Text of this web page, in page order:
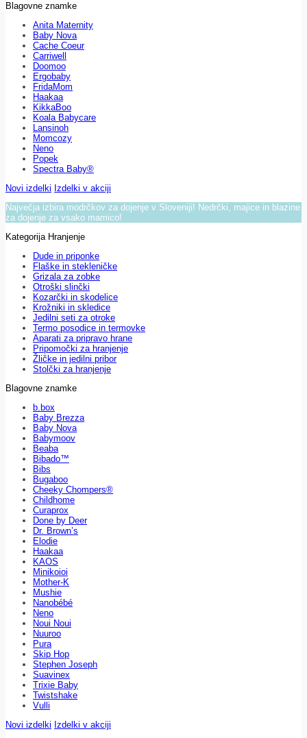
Blagovne znamke
Anita Maternity
Baby Nova
Cache Coeur
Carriwell
Doomoo
Ergobaby
FridaMom
Haakaa
KikkaBoo
Koala Babycare
Lansinoh
Momcozy
Neno
Popek
Spectra Baby®
Novi izdelki Izdelki v akciji
Največja izbira modrčkov za dojenje v Sloveniji! Nedrčki, majice in blazine
za dojenje za vsako mamico!
Kategorija Hranjenje
Dude in priponke
Flaške in stekleničke
Grizala za zobke
Otroški slinčki
Kozarčki in skodelice
Krožniki in skledice
Jedilni seti za otroke
Termo posodice in termovke
Aparati za pripravo hrane
Pripomočki za hranjenje
Žličke in jedilni pribor
Stolčki za hranjenje
Blagovne znamke
b.box
Baby Brezza
Baby Nova
Babymoov
Beaba
Bibado™
Bibs
Bugaboo
Cheeky Chompers®
Childhome
Curaprox
Done by Deer
Dr. Brown’s
Elodie
Haakaa
KAOS
Minikoioi
Mother-K
Mushie
Nanobébé
Neno
Noui Noui
Nuuroo
Pura
Skip Hop
Stephen Joseph
Suavinex
Trixie Baby
Twistshake
Vulli
Novi izdelki Izdelki v akciji